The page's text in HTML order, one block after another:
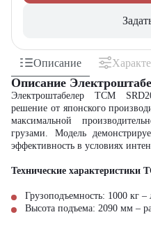
Описание
Описание
Электроштабелер TCM
решение от японского
максимальной
грузами. Модель
эффективность в условиях
Технические характеристики
Грузоподъемность: 1000 кг –
Высота подъема: 2090 мм –